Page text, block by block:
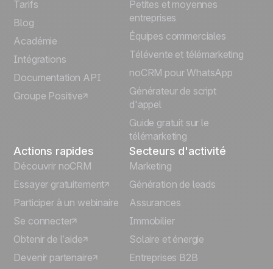
Português
Italiano
Deutsch
Tarifs
Blog
Académie
Intégrations
Documentation API
Groupe Positive
Petites et moyennes
entreprises
Équipes commerciales
Télévente et télémarketing
noCRM pour WhatsApp
Générateur de script
d'appel
Guide gratuit sur le
télémarketing
Actions rapides
Découvrir noCRM
Essayer gratuitement
Participer à un webinaire
Se connecter
Obtenir de l’aide
Devenir partenaire
Secteurs d'activité
Marketing
Génération de leads
Assurances
Immobilier
Solaire et énergie
Entreprises B2B